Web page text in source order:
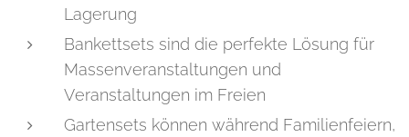
Lagerung
Bankettsets sind die perfekte Lösung für
Massenveranstaltungen und
Veranstaltungen im Freien
Gartensets können während Familienfeiern,